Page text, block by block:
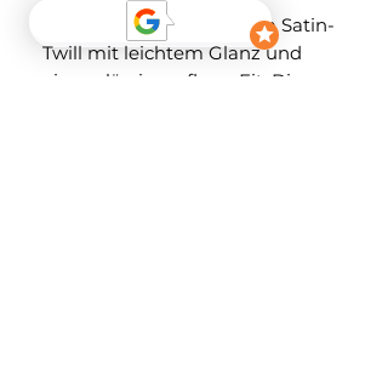
Hose aus geschmeidigem Satin-
Twill mit leichtem Glanz und
einem lässigen, flowy Fit. Die